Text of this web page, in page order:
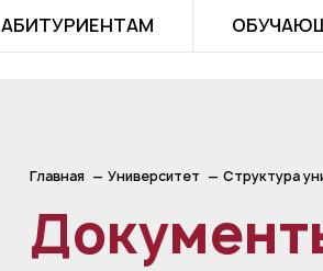
АБИТУРИЕНТАМ
Главная Университет Структура